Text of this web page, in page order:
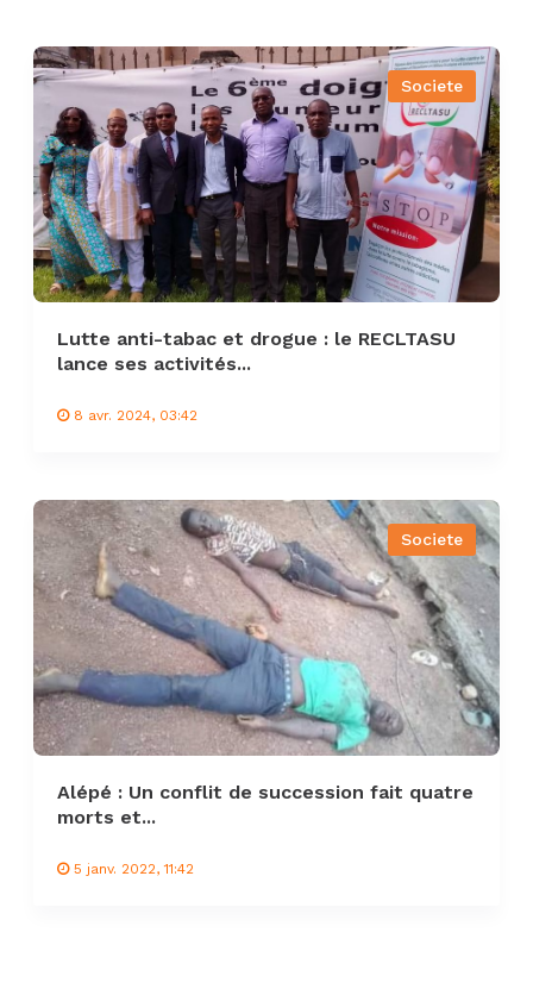
Societe
Lutte anti-tabac et drogue : le RECLTASU
lance ses activités...
8 avr. 2024, 03:42
Societe
Alépé : Un conflit de succession fait quatre
morts et...
5 janv. 2022, 11:42